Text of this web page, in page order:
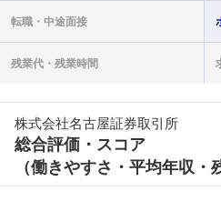
転職・ 中途面接
残業代・ 残業時間
株式会社名古屋証券取引所
総合評価・スコア
（働きやすさ・平均年収・